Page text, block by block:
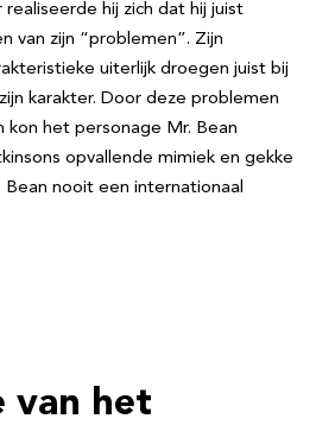
hij zich dat hij juist
van zijn “problemen”. Zijn
uiterlijk droegen juist bij
karakter. Door deze problemen
kon het personage Mr. Bean
opvallende mimiek en gekke
nooit een internationaal
van het